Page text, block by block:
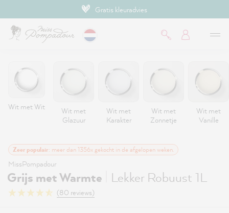
Gratis kleuradvies
Wit met Wit
Wit met
Glazuur
Wit met
Karakter
Wit met
Zonnetje
Wit met
Vanille
Zeer populair: meer dan 1356x gekocht in de afgelopen weken.
MissPompadour
Grijs met Warmte Lekker Robuust 1L
(80 reviews)